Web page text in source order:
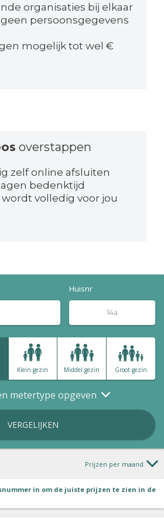
organisaties bij elkaar
persoonsgegevens
mogelijk tot wel €
overstappen
zelf online afsluiten
bedenktijd
volledig voor jou
Huisnr
Klein gezin Middel gezin Groot gezin
metertype opgeven
VERGELIJKEN
Prijzen per maand
in om de juiste prijzen te zien in de